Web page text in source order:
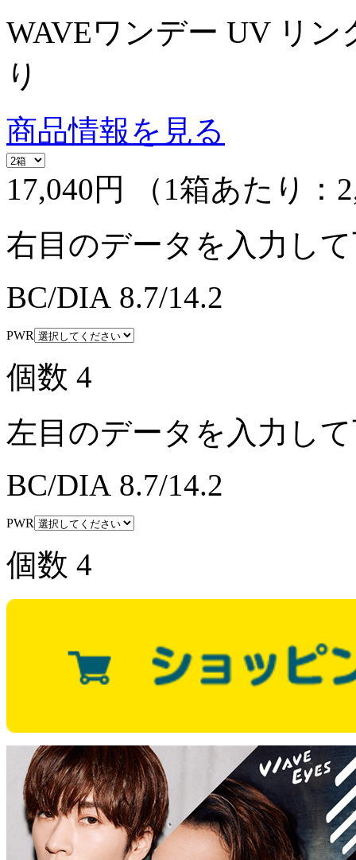
WAVEワンデー UV リン
り
商品情報を見る
17,040円
（1箱あたり：
右目のデータを入力し
BC/DIA 8.7/14.2
PWR
個数 4
左目のデータを入力し
BC/DIA 8.7/14.2
PWR
個数 4